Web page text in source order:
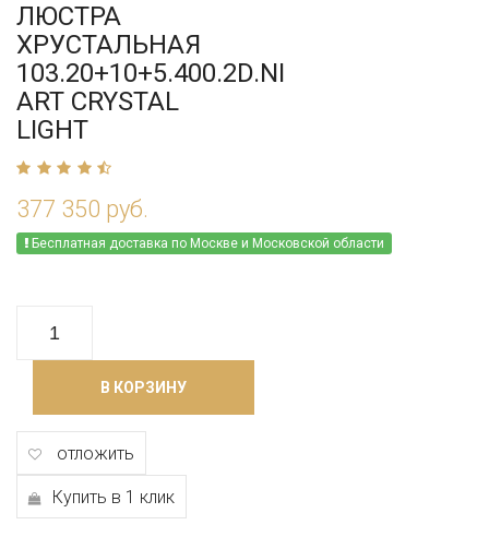
ЛЮСТРА
ХРУСТАЛЬНАЯ
103.20+10+5.400.2D.NI
ART CRYSTAL
LIGHT
377 350 руб.
Бесплатная доставка по Москве и Московской области
В КОРЗИНУ
отложить
Купить в 1 клик